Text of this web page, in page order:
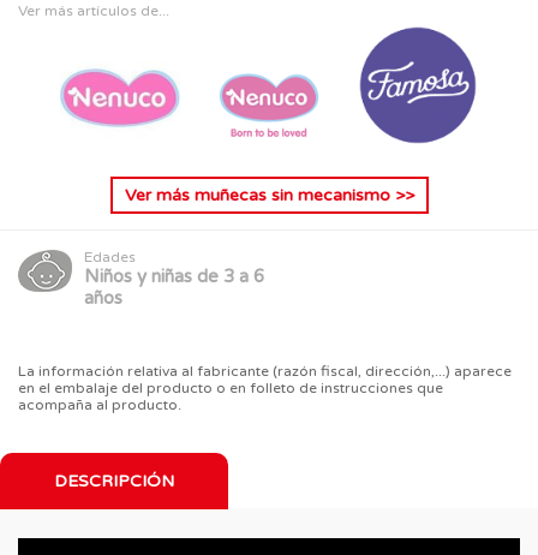
Ver más artículos de...
Ver más muñecas sin mecanismo>>
Edades
Niños y niñas de 3 a 6
años
La información relativa al fabricante (razón fiscal, dirección,...) aparece
en el embalaje del producto o en folleto de instrucciones que
acompaña al producto.
DESCRIPCIÓN